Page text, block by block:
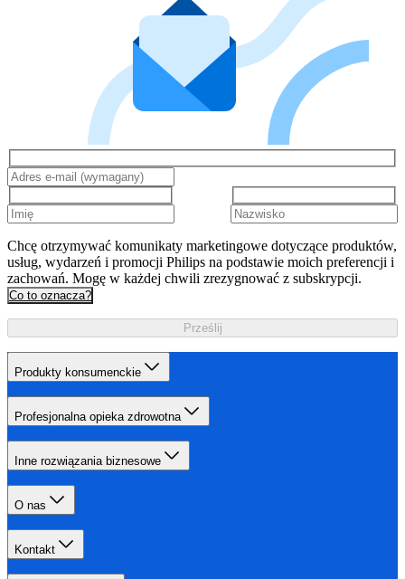
Chcę otrzymywać komunikaty marketingowe dotyczące produktów,
usług, wydarzeń i promocji Philips na podstawie moich preferencji i
zachowań. Mogę w każdej chwili zrezygnować z subskrypcji.
Co to oznacza?
Prześlij
Produkty konsumenckie
Profesjonalna opieka zdrowotna
Inne rozwiązania biznesowe
O nas
Kontakt